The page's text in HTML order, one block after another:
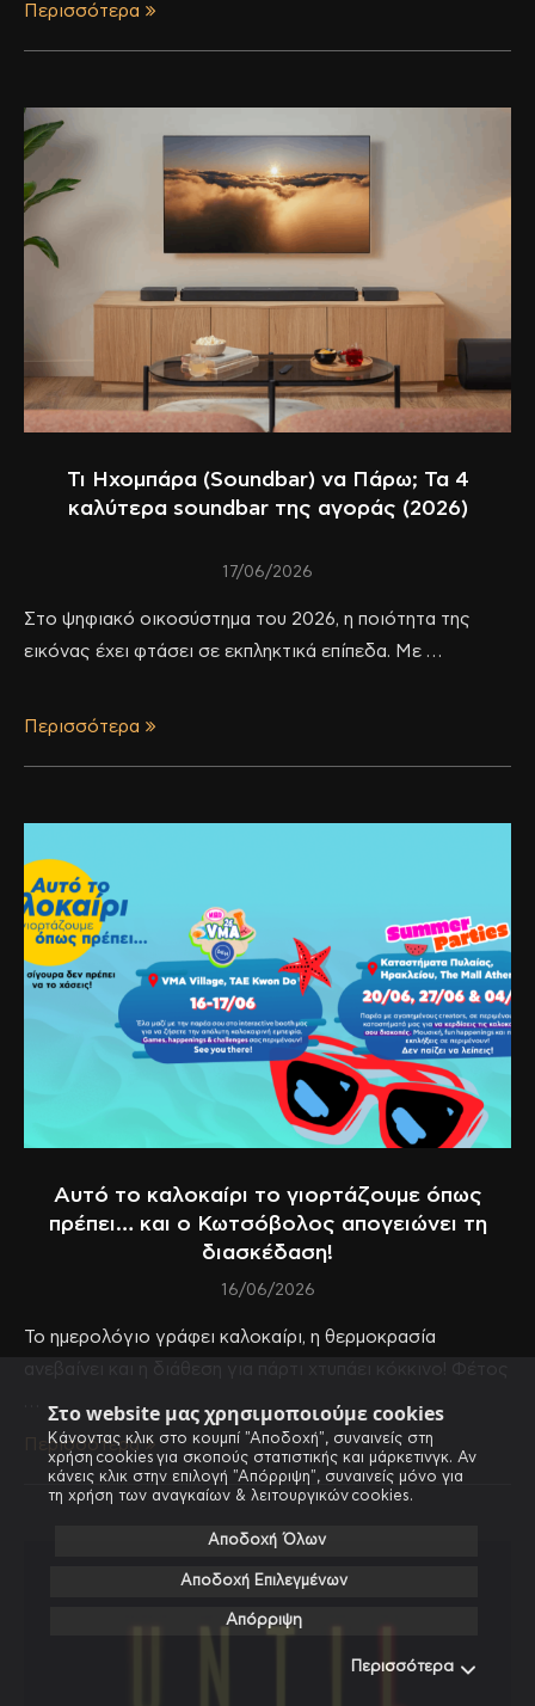
Στο website μας χρησιμοποιούμε cookies
Κάνοντας κλικ στο κουμπί "Αποδοχή", συναινείς στη
χρήση cookies για σκοπούς στατιστικής και μάρκετινγκ. Αν
κάνεις κλικ στην επιλογή "Απόρριψη", συναινείς μόνο για
τη χρήση των αναγκαίων & λειτουργικών cookies.
Αποδοχή Όλων
Αποδοχή Επιλεγμένων
Απόρριψη
Περισσότερα
Περισσότερα
Τι Ηχομπάρα (Soundbar) να Πάρω; Τα 4
καλύτερα soundbar της αγοράς (2026)
17/06/2026
Στο ψηφιακό οικοσύστημα του 2026, η ποιότητα της
εικόνας έχει φτάσει σε εκπληκτικά επίπεδα. Με …
Περισσότερα
Αυτό το καλοκαίρι το γιορτάζουμε όπως
πρέπει… και ο Κωτσόβολος απογειώνει τη
διασκέδαση!
16/06/2026
Το ημερολόγιο γράφει καλοκαίρι, η θερμοκρασία
Περισσότερα